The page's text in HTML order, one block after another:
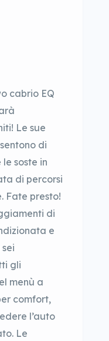
cabrio EQ
Le sue
di
soste in
di percorsi
Fate presto!
di
e
gli
menù a
comfort,
l’auto
Le